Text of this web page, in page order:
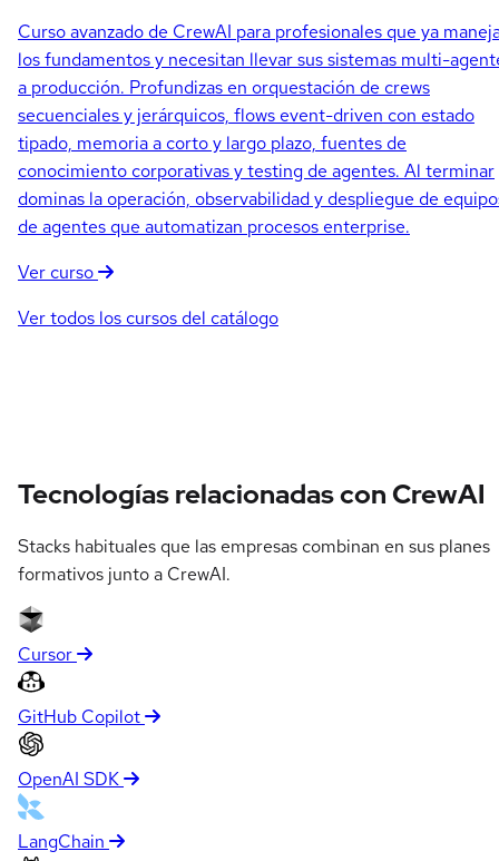
Curso avanzado de CrewAI para profesionales que ya
los fundamentos y necesitan llevar sus sistemas multi-
a producción. Profundizas en orquestación de crews
secuenciales y jerárquicos, flows event-driven con estado
tipado, memoria a corto y largo plazo, fuentes de
conocimiento corporativas y testing de agentes. Al terminar
dominas la operación, observabilidad y despliegue de
de agentes que automatizan procesos enterprise.
Ver curso
Ver todos los cursos del catálogo
Tecnologías relacionadas con CrewAI
Stacks habituales que las empresas combinan en sus planes
formativos junto a CrewAI.
Cursor
GitHub Copilot
OpenAI SDK
LangChain